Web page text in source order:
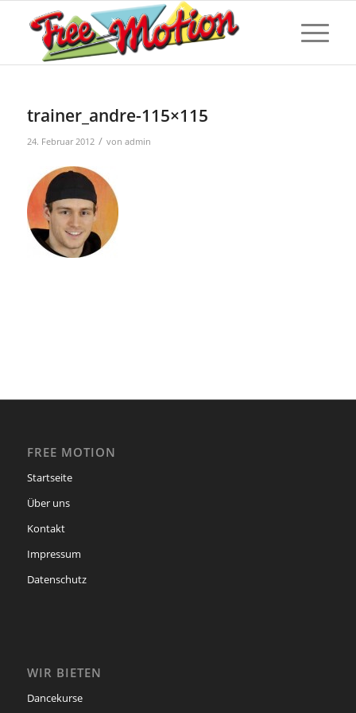
trainer_andre-115×115
24. Februar 2012 / von admin
FREE MOTION
Startseite
Über uns
Kontakt
Impressum
Datenschutz
WIR BIETEN
Dancekurse